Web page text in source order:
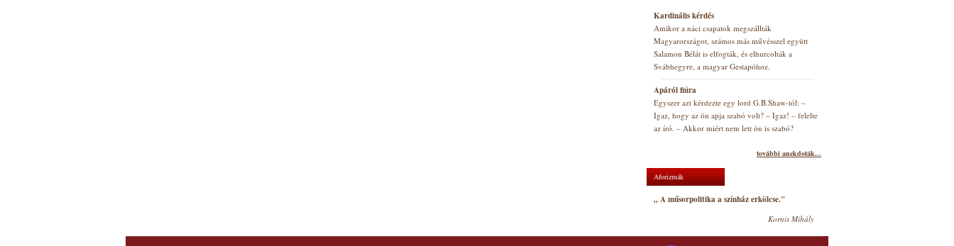
Kardinális kérdés
Amikor a náci csapatok megszállták
Magyarországot, számos más művésszel együtt
Salamon Bélát is elfogták, és elhurcolták a
Svábhegyre, a magyar Gestapóhoz.
Apáról fiúra
Egyszer azt kérdezte egy lord G.B.Shaw-tól: –
Igaz, hogy az ön apja szabó volt? – Igaz! – felelte
az író. – Akkor miért nem lett ön is szabó?
további anekdoták...
Aforizmák
„ A műsorpolitika a színház erkölcse."
Kornis Mihály